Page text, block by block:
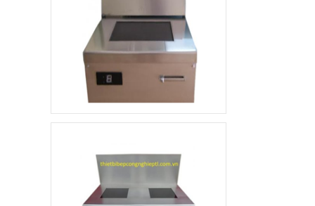
Quầy pha chế trà sữa
10.000.000 đ
8.900.000 đ
dụng
Khay ăn Inox